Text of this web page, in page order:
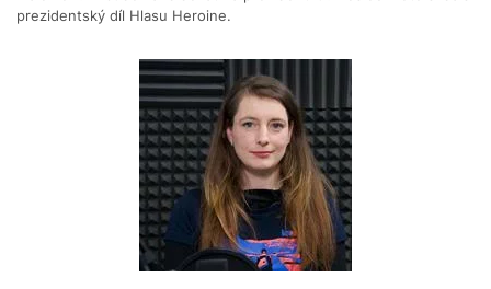
prezidentský díl Hlasu Heroine.